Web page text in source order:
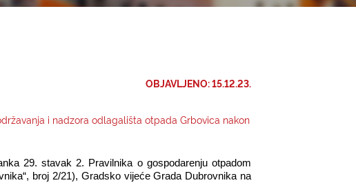
OBJAVLJENO: 15.12.23.
i nadzora odlagališta otpada Grbovica nakon
29. stavak 2. Pravilnika o gospodarenju otpadom
broj 2/21), Gradsko vijeće Grada Dubrovnika na